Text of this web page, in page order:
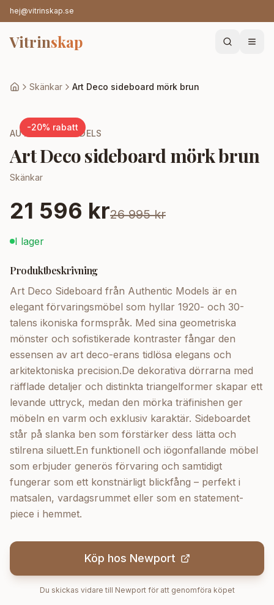
hej@vitrinskap.se
Vitrinskap
Skänkar Art Deco sideboard mörk brun
-20% rabatt
AUTHENTIC MODELS
Art Deco sideboard mörk brun
Skänkar
21 596 kr26 995 kr
I lager
Produktbeskrivning
Art Deco Sideboard från Authentic Models är en
elegant förvaringsmöbel som hyllar 1920- och 30-
talens ikoniska formspråk. Med sina geometriska
mönster och sofistikerade kontraster fångar den
essensen av art deco-erans tidlösa elegans och
arkitektoniska precision.De dekorativa dörrarna med
räfflade detaljer och distinkta triangelformer skapar ett
levande uttryck, medan den mörka träfinishen ger
möbeln en varm och exklusiv karaktär. Sideboardet
står på slanka ben som förstärker dess lätta och
stilrena siluett.En funktionell och iögonfallande möbel
som erbjuder generös förvaring och samtidigt
fungerar som ett konstnärligt blickfång – perfekt i
matsalen, vardagsrummet eller som en statement-
piece i hemmet.
Köp hos Newport
Du skickas vidare till Newportför att genomföra köpet